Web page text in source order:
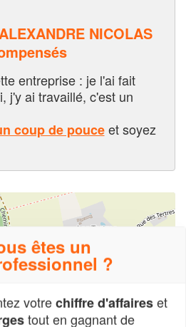
NICOLAS
entreprise : je l'ai fait
j'y ai travaillé, c'est un
coup de pouceet soyez
êtes un
?
votrechiffre d'affaireset
tout en gagnant de